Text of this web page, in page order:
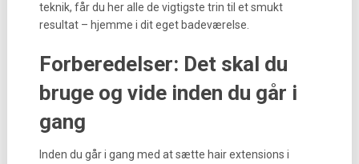
teknik, får du her alle de vigtigste trin til et smukt
resultat – hjemme i dit eget badeværelse.
Forberedelser: Det skal du
bruge og vide inden du går i
gang
Inden du går i gang med at sætte hair extensions i